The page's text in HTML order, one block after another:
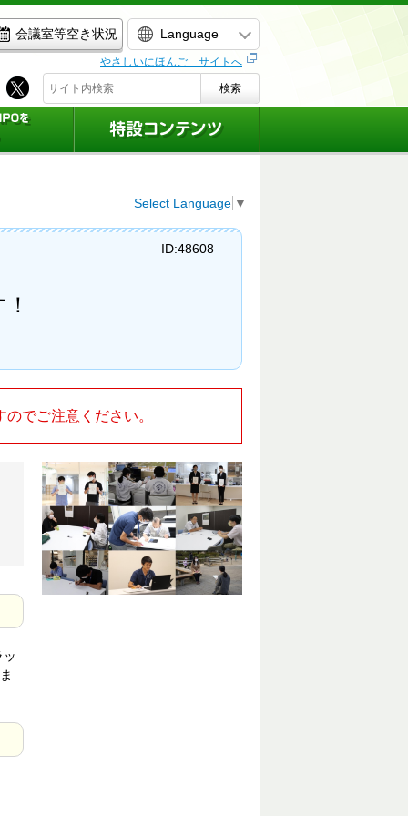
会議室等空き状況 Language
やさしいにほんご サイトへ
検索
Select Language ▼
ID:48608
でご注意ください。